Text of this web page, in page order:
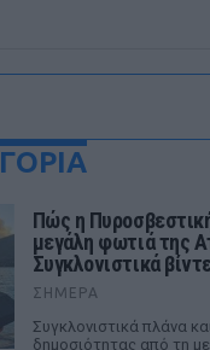
Πώς η
μεγάλη φωτιά της
Συγκλονιστικά
ΣΉΜΕΡΑ
Συγκλονιστικά πλάνα
δημοσιότητας από τη